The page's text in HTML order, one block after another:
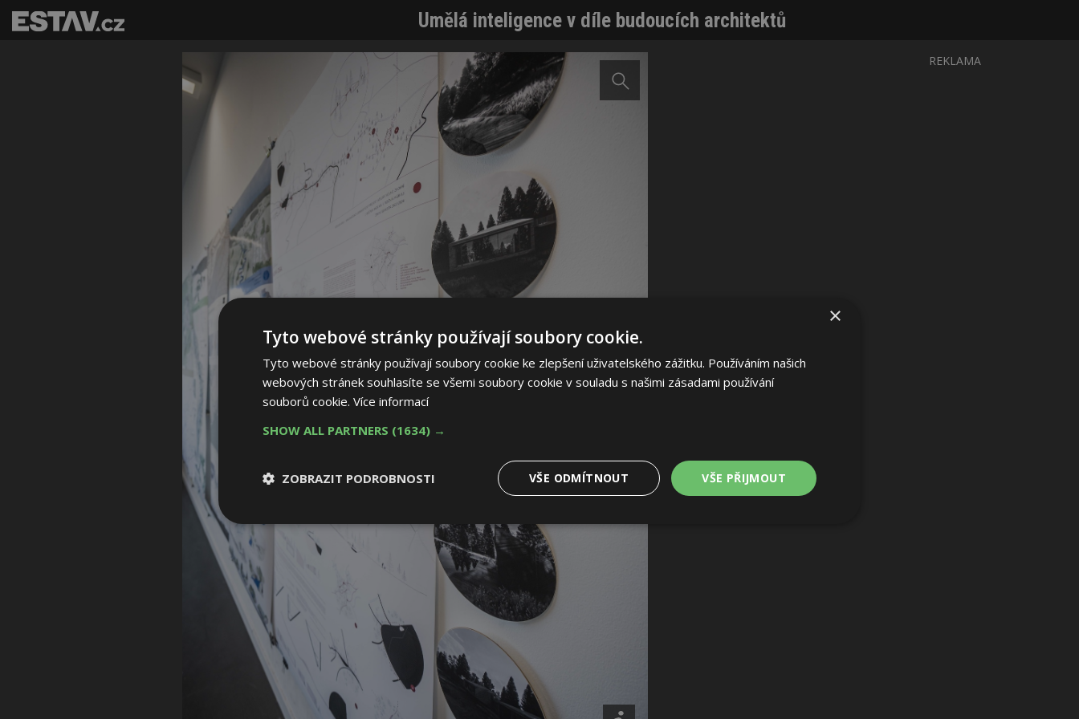
Umělá inteligence v díle budoucích architektů
REKLAMA
×
Tyto webové stránky používají soubory cookie.
Tyto webové stránky používají soubory cookie ke zlepšení uživatelského zážitku. Používáním našich
webových stránek souhlasíte se všemi soubory cookie v souladu s našimi zásadami používání
souborů cookie. Více informací
SHOW ALL PARTNERS (1634) →
VŠE PŘIJMOUT
VŠE ODMÍTNOUT
ZOBRAZIT PODROBNOSTI
Nezbytně nutné
soubory
Výkonové
soubory
Soubory cílení Funkční soubory
Nezbytně nutné soubory Výkonové soubory
Nezbytně nutné soubory cookie umožňují základní funkce webových stránek, jako je přihlášení uživatele a správa účtu.
Webové stránky nelze bez nezbytně nutných souborů cookie správně používat.